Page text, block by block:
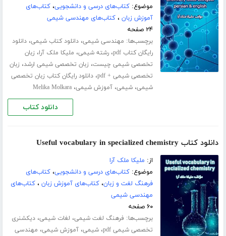
موضوع:کتاب‌های درسی و دانشجویی،کتاب‌های
آموزش زبان ،کتاب‌های مهندسی شیمی
۲۴ صفحه
برچسب‌ها: مهندسی شیمی،دانلود کتاب شیمی،دانلود
رایگان کتاب pdf
،رشته شیمی، ملیکا ملک آرا، زبان
تخصصی شیمی چیست، زبان تخصصی شیمی ارشد، زبان
تخصصی شیمی + pdf
،دانلود رایگان کتاب زبان تخصصی
شیمی،شیمی،آموزش شیمی،Melika Molkara
دانلود کتاب
دانلود کتاب Useful vocabulary in specialized chemistry
از: ملیکا ملک آرا
موضوع:کتاب‌های درسی و دانشجویی،کتاب‌های
فرهنگ لغت و زبان،کتاب‌های آموزش زبان ،کتاب‌های
مهندسی شیمی
۶۰ صفحه
برچسب‌ها: فرهنگ لغت شیمی، لغات شیمی،دیکشنری
تخصصی شیمی pdf
،شیمی،آموزش شیمی، مهندسی